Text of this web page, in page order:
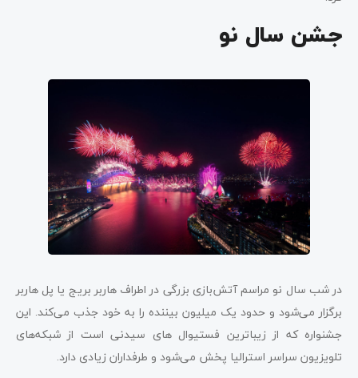
جشن سال نو
در شب سال نو مراسم آتش‌بازی بزرگی در اطراف هاربر بریج یا پل هاربر
برگزار می‌شود و حدود یک میلیون بیننده را به خود جذب می‌کند. این
جشنواره که از زیباترین فستیوال های سیدنی است از شبکه‌های
تلویزیون سراسر استرالیا پخش می‌شود و طرفداران زیادی دارد.